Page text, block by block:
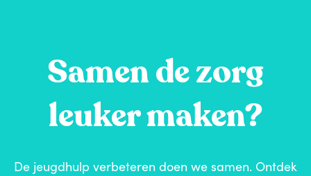
Samen de zorg
leuker maken?
De jeugdhulp verbeteren doen we samen. Ontdek